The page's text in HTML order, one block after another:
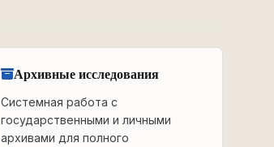
Архивные исследования
Системная работа с
государственными и личными
архивами для полного